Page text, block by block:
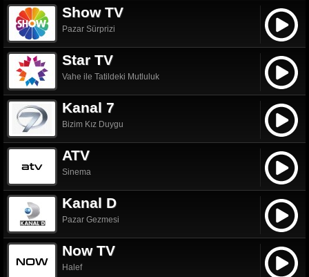
Show TV
Pazar Sürprizi
Star TV
Vahe ile Tatildeki Mutluluk
Kanal 7
Bizim Kız Duygu
ATV
Sinema
Kanal D
Pazar Gezmesi
Now TV
Halef